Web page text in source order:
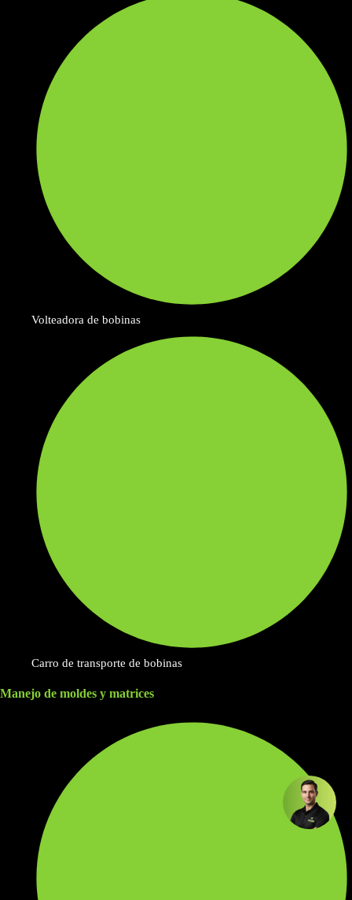
Volteadora de bobinas
Carro de transporte de bobinas
Manejo de moldes y matrices